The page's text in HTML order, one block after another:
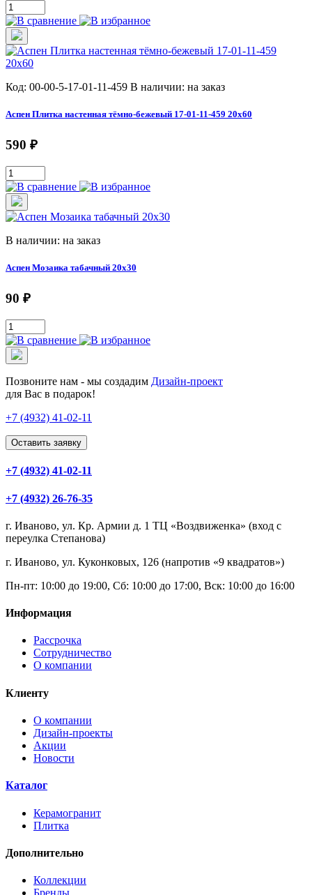
Код: 00-00-5-17-01-11-459 В наличии: на заказ
Аспен Плитка настенная тёмно-бежевый 17-01-11-459 20х60
590 ₽
В наличии: на заказ
Аспен Мозаика табачный 20х30
90 ₽
Позвоните нам - мы создадим Дизайн-проект
для Вас в подарок!
+7 (4932) 41-02-11
Оставить заявку
+7 (4932) 41-02-11
+7 (4932) 26-76-35
г. Иваново, ул. Кр. Армии д. 1 ТЦ «Воздвиженка» (вход с
переулка Степанова)
г. Иваново, ул. Куконковых, 126 (напротив «9 квадратов»)
Пн-пт: 10:00 до 19:00, Сб: 10:00 до 17:00, Вск: 10:00 до 16:00
Информация
Рассрочка
Сотрудничество
О компании
Клиенту
О компании
Дизайн-проекты
Акции
Новости
Каталог
Керамогранит
Плитка
Дополнительно
Коллекции
Бренды